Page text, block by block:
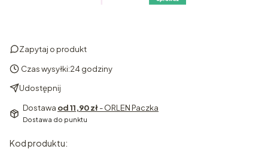
Zapytaj o produkt
Czas wysyłki:24 godziny
Udostępnij
Dostawa od 11,90 zł- ORLEN Paczka
Dostawa do punktu
Kod produktu: